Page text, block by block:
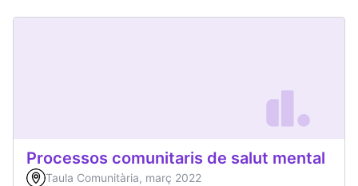
Processos comunitaris de salut mental
Taula Comunitària, març 2022